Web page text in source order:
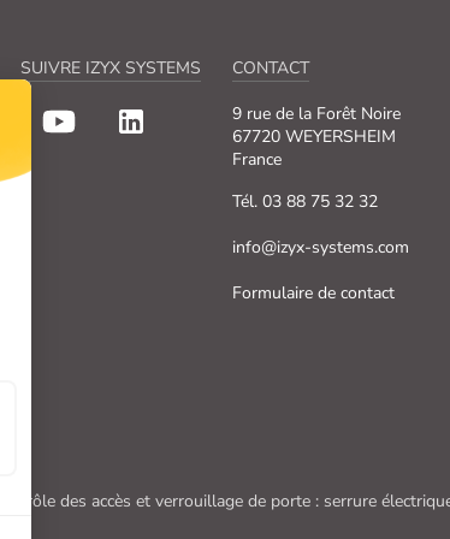
SUIVRE IZYX SYSTEMS
CONTACT
9 rue de la Forêt Noire
67720 WEYERSHEIM
France
Tél. 03 88 75 32 32
info@izyx-systems.com
Formulaire de contact
Contrôle des accès et verrouillage de porte : serrure